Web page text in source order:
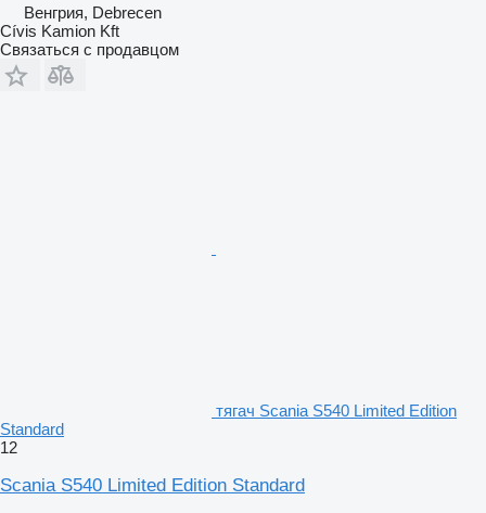
Венгрия, Debrecen
Cívis Kamion Kft
Связаться с продавцом
тягач Scania S540 Limited Edition
Standard
12
Scania S540 Limited Edition Standard